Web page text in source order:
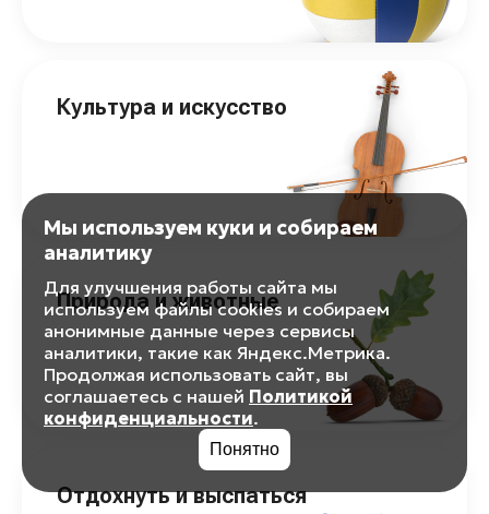
Культура и искусство
Природа и животные
Отдохнуть и выспаться
Мы используем куки и собираем
аналитику
Для улучшения работы сайта мы
используем файлы cookies и собираем
анонимные данные через сервисы
аналитики, такие как Яндекс.Метрика.
Продолжая использовать сайт, вы
соглашаетесь с нашей Политикой
конфиденциальности.
Понятно